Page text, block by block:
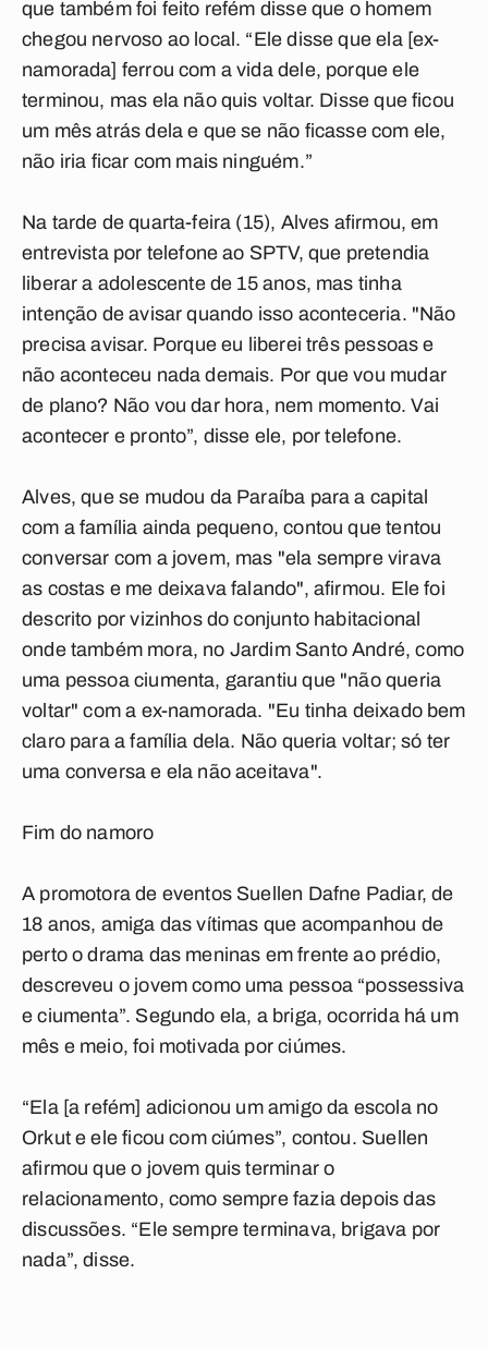
que também foi feito refém disse que o homem
chegou nervoso ao local. “Ele disse que ela [ex-
namorada] ferrou com a vida dele, porque ele
terminou, mas ela não quis voltar. Disse que ficou
um mês atrás dela e que se não ficasse com ele,
não iria ficar com mais ninguém.”
Na tarde de quarta-feira (15), Alves afirmou, em
entrevista por telefone ao SPTV, que pretendia
liberar a adolescente de 15 anos, mas tinha
intenção de avisar quando isso aconteceria. "Não
precisa avisar. Porque eu liberei três pessoas e
não aconteceu nada demais. Por que vou mudar
de plano? Não vou dar hora, nem momento. Vai
acontecer e pronto”, disse ele, por telefone.
Alves, que se mudou da Paraíba para a capital
com a família ainda pequeno, contou que tentou
conversar com a jovem, mas "ela sempre virava
as costas e me deixava falando", afirmou. Ele foi
descrito por vizinhos do conjunto habitacional
onde também mora, no Jardim Santo André, como
uma pessoa ciumenta, garantiu que "não queria
voltar" com a ex-namorada. "Eu tinha deixado bem
claro para a família dela. Não queria voltar; só ter
uma conversa e ela não aceitava".
Fim do namoro
A promotora de eventos Suellen Dafne Padiar, de
18 anos, amiga das vítimas que acompanhou de
perto o drama das meninas em frente ao prédio,
descreveu o jovem como uma pessoa “possessiva
e ciumenta”. Segundo ela, a briga, ocorrida há um
mês e meio, foi motivada por ciúmes.
“Ela [a refém] adicionou um amigo da escola no
Orkut e ele ficou com ciúmes”, contou. Suellen
afirmou que o jovem quis terminar o
relacionamento, como sempre fazia depois das
discussões. “Ele sempre terminava, brigava por
nada”, disse.